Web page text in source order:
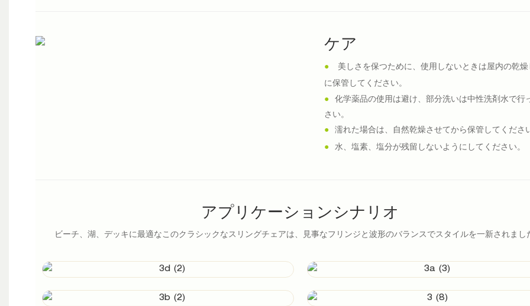
ケア
●
美しさを保つために、使用しないときは屋内の乾
に保管してください。
●化学薬品の使用は避け、部分洗いは中性洗剤水で行
さい。
●濡れた場合は、自然乾燥させてから保管してくださ
●水、塩素、塩分が残留しないようにしてください。
アプリケーションシナリオ
ビーチ、湖、デッキに最適なこのクラシックなスリングチェアは、見事なフリンジと波形のバランスでスタイルを一新されまし